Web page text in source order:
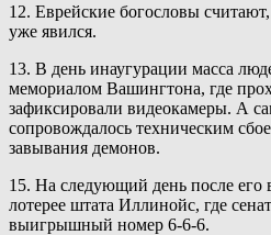
12. Еврейские богословы
уже явился.
13. В день инаугурации масса
мемориалом Вашингтона, где
зафиксировали видеокамеры. А
сопровождалось техническим
завывания демонов.
15. На следующий день после его
лотерее штата Иллинойс, где
выигрышный номер 6-6-6.